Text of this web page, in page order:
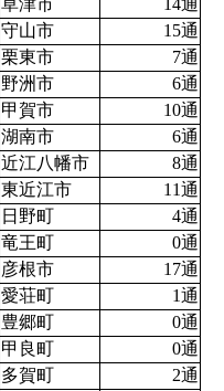
草津市
14通
守山市
15通
栗東市
7通
野洲市
6通
甲賀市
10通
湖南市
6通
近江八幡市
8通
東近江市
11通
日野町
4通
竜王町
0通
彦根市
17通
愛荘町
1通
豊郷町
0通
甲良町
0通
多賀町
2通